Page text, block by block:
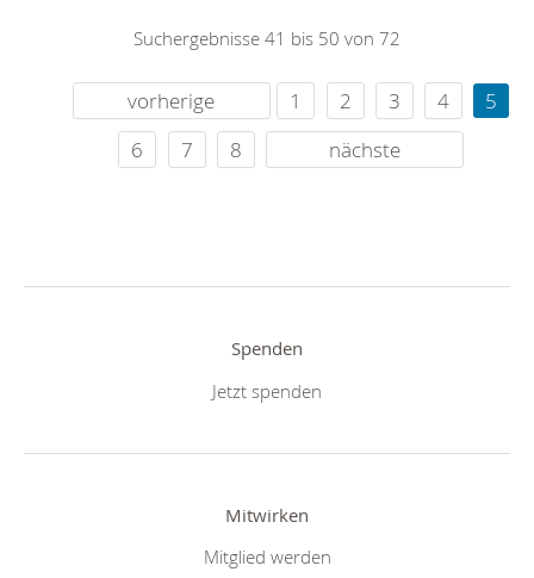
Suchergebnisse 41 bis 50 von 72
vorherige 1 2 3 4
5
6
7 8 nächste
Spenden
Jetzt spenden
Mitwirken
Mitglied werden